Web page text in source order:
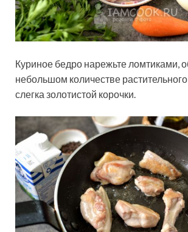
Куриное бедро нарежьте ломтиками,
небольшом количестве
слегка золотистой корочки.